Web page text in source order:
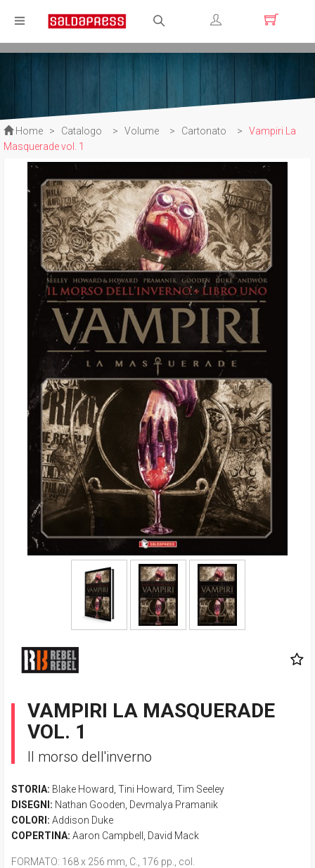
Registrati
Home > Catalogo > Volume > Cartonato >
Vampiri La
Masquerade vol. 1
VAMPIRI LA MASQUERADE
VOL. 1
Il morso dell'inverno
STORIA: Blake Howard Tini Howard Tim Seeley
DISEGNI: Nathan Gooden Devmalya Pramanik
COLORI: Addison Duke
COPERTINA: Aaron Campbell David Mack
FORMATO: 168 x 256 mm, C., 176 pp., col.